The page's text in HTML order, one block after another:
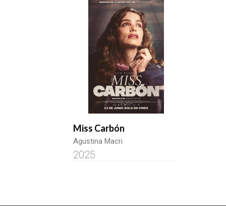
Miss Carbón
Agustina Macri
2025